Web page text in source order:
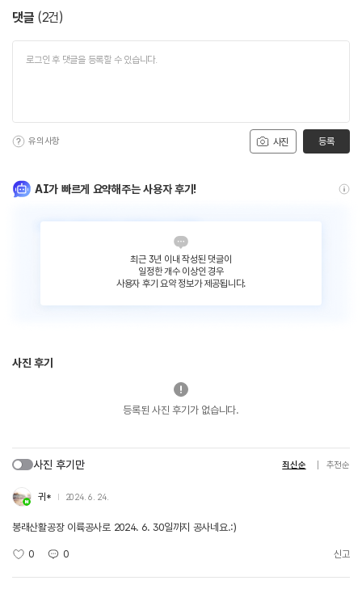
댓글 (2건)
사진
유의사항 등록
AI가 빠르게 요약해주는 사용자 후기!
최근 3년 이내 작성된 댓글이
일정한 개수 이상인 경우
사용자 후기 요약 정보가 제공됩니다.
사진 후기
등록된 사진 후기가 없습니다.
사진 후기만 최신순 추천순
귀* 2024. 6. 24.
봉래산활공장 이륙공사로 2024. 6. 30일까지 공사네요.:)
0 0 신고